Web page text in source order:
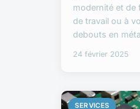
modernité et de
de travail ou à
debouts en
24 février 2025
SERVICES